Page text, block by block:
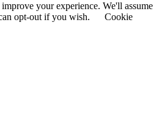
your experience. We'll assume
opt-out if you wish.
Cookie